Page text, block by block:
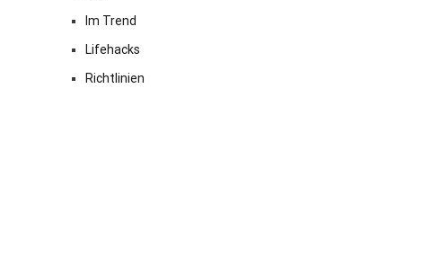
Im Trend
Lifehacks
Richtlinien